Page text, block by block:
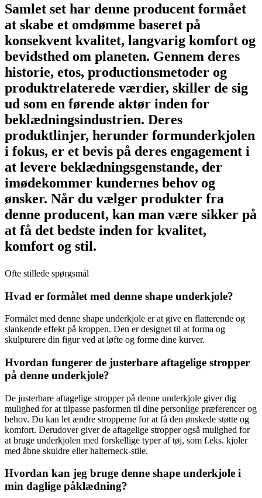
Samlet set har denne producent formået
at skabe et omdømme baseret på
konsekvent kvalitet, langvarig komfort og
bevidsthed om planeten. Gennem deres
historie, etos, productionsmetoder og
produktrelaterede værdier, skiller de sig
ud som en førende aktør inden for
beklædningsindustrien. Deres
produktlinjer, herunder formunderkjolen
i fokus, er et bevis på deres engagement i
at levere beklædningsgenstande, der
imødekommer kundernes behov og
ønsker. Når du vælger produkter fra
denne producent, kan man være sikker på
at få det bedste inden for kvalitet,
komfort og stil.
Ofte stillede spørgsmål
Hvad er formålet med denne shape underkjole?
Formålet med denne shape underkjole er at give en flatterende og
slankende effekt på kroppen. Den er designet til at forma og
skulpturere din figur ved at løfte og forme dine kurver.
Hvordan fungerer de justerbare aftagelige stropper
på denne underkjole?
De justerbare aftagelige stropper på denne underkjole giver dig
mulighed for at tilpasse pasformen til dine personlige præferencer og
behov. Du kan let ændre stropperne for at få den ønskede støtte og
komfort. Derudover giver de aftagelige stropper også mulighed for
at bruge underkjolen med forskellige typer af tøj, som f.eks. kjoler
med åbne skuldre eller halterneck-stile.
Hvordan kan jeg bruge denne shape underkjole i
min daglige påklædning?